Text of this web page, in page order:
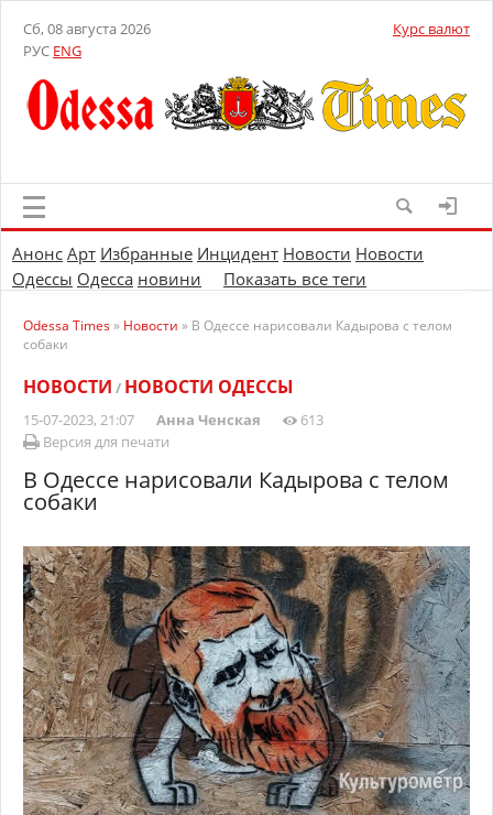
Сб, 08 августа 2026
РУС ENG
Курс валют
Анонс Арт Избранные Инцидент Новости Новости
Одессы Одесса новини Показать все теги
Odessa Times» Новости » В Одессе нарисовали Кадырова с телом
собаки
НОВОСТИ / НОВОСТИ ОДЕССЫ
15-07-2023, 21:07 Анна Ченская
613
Версия для печати
В Одессе нарисовали Кадырова с телом
собаки